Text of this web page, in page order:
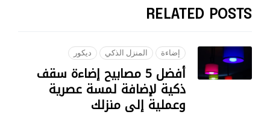
RELATED POSTS
إضاءة المنزل الذكي ديكور
أفضل 5 مصابيح إضاءة سقف
ذكية لإضافة لمسة عصرية
وعملية إلى منزلك